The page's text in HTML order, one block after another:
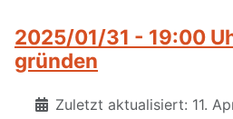
2025/01/31 - 19:00
gründen
Zuletzt aktualisiert: 11.